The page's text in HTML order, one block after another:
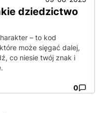
dziedzictwo
– to kod
może sięgać dalej,
co niesie twój znak i
0